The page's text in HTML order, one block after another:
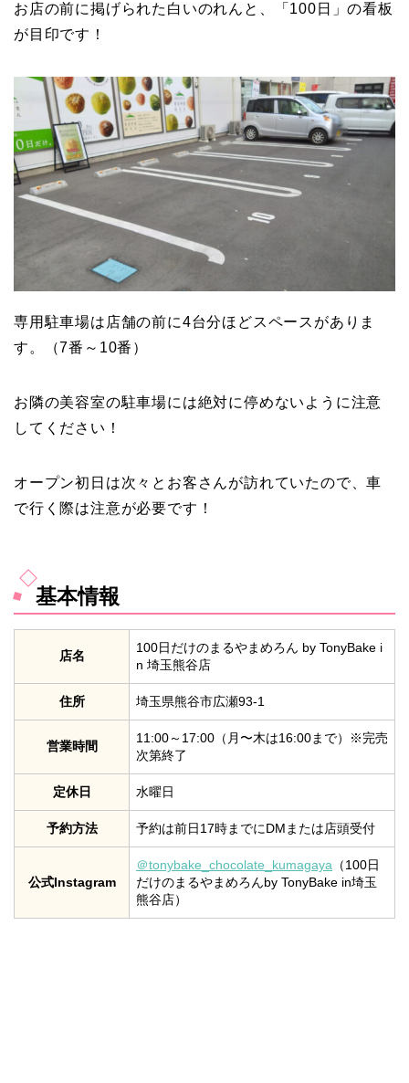
お店の前に掲げられた白いのれんと、「100日」の看板
が目印です！
専用駐車場は店舗の前に4台分ほどスペースがありま
す。（7番～10番）
お隣の美容室の駐車場には絶対に停めないように注意
してください！
オープン初日は次々とお客さんが訪れていたので、車
で行く際は注意が必要です！
基本情報
店名
100日だけのまるやまめろん by TonyBake i
n 埼玉熊谷店
住所 埼玉県熊谷市広瀬93-1
営業時間
11:00～17:00（月〜木は16:00まで）※完売
次第終了
定休日 水曜日
予約方法 予約は前日17時までにDMまたは店頭受付
公式Instagram
＠tonybake_chocolate_kumagaya （100日
だけのまるやまめろんby TonyBake in埼玉
熊谷店）